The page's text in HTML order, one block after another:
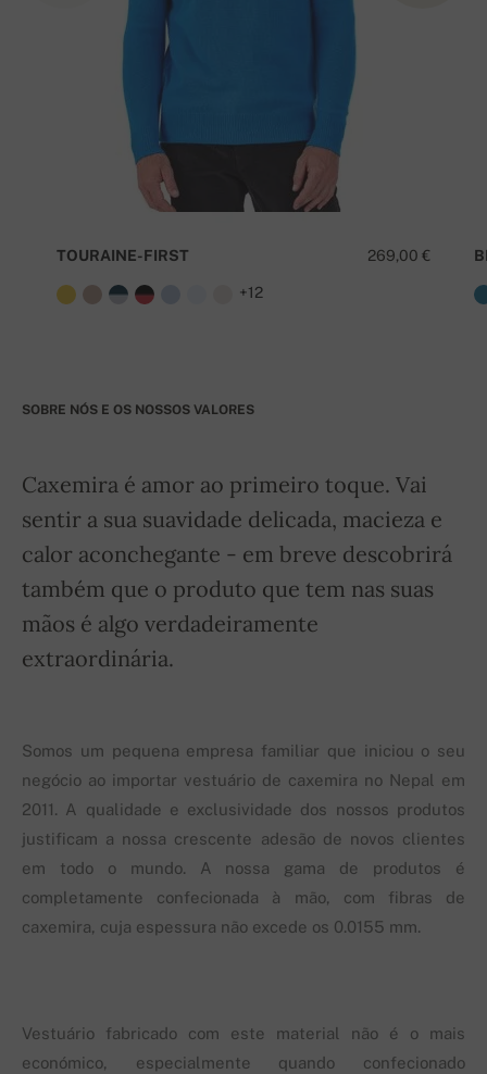
269,00 €
TOURAINE-FIRST
+12
SOBRE NÓS E OS NOSSOS VALORES
Caxemira é amor ao primeiro toque. Vai
sentir a sua suavidade delicada, macieza e
calor aconchegante - em breve descobrirá
também que o produto que tem nas suas
mãos é algo verdadeiramente
extraordinária.
Somos um pequena empresa familiar que iniciou o seu
negócio ao importar vestuário de caxemira no Nepal em
2011. A qualidade e exclusividade dos nossos produtos
justificam a nossa crescente adesão de novos clientes
em todo o mundo. A nossa gama de produtos é
completamente confecionada à mão, com fibras de
caxemira, cuja espessura não excede os 0.0155 mm.
Vestuário fabricado com este material não é o mais
económico, especialmente quando confecionado